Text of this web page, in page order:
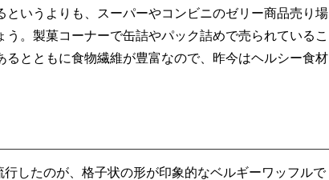
いうよりも、スーパーやコンビニのゼリー商品売り場
う。製菓コーナーで缶詰やパック詰めで売られているこ
るとともに食物繊維が豊富なので、昨今はヘルシー食材
したのが、格子状の形が印象的なベルギーワッフルで